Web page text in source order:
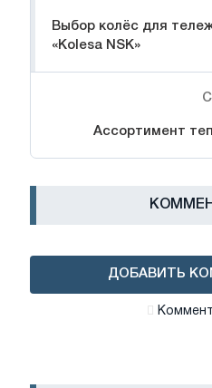
Выбор колёс для
«Kolesa NSK»
Ассортимент
ДОБАВИТЬ